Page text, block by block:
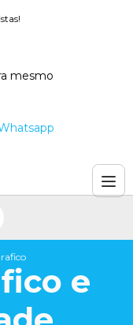
mesmo
publicidade
e